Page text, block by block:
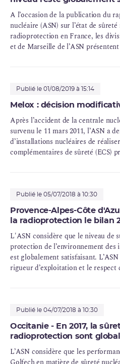
A l’occasion de la publication du
nucléaire (ASN) sur l’état de
radioprotection en France, les
et de Marseille de l’ASN
Publié le 01/08/2019 à 15:14
Melox : décision
Après l’accident de lacentrale
survenu le 11 mars 2011, l’ASN a
d’installations nucléaires de
complémentaires de sûreté (ECS)
Publié le 05/07/2018 à 10:30
Provence-Alpes-Côte
la radioprotection le bilan
L'ASN considère que le niveau de
protection de l’environnement
est globalement satisfaisant.
rigueur d’exploitation et le respect
installations ATPu etLPC[Atelier
(ATPu) et laboratoire de
en janvier 2017, et reste attentive à
démantèlement, débutées par
Publié le 04/07/2018 à 10:30
Occitanie - En 2017, la
radioprotection sont
L’ASN considère que les